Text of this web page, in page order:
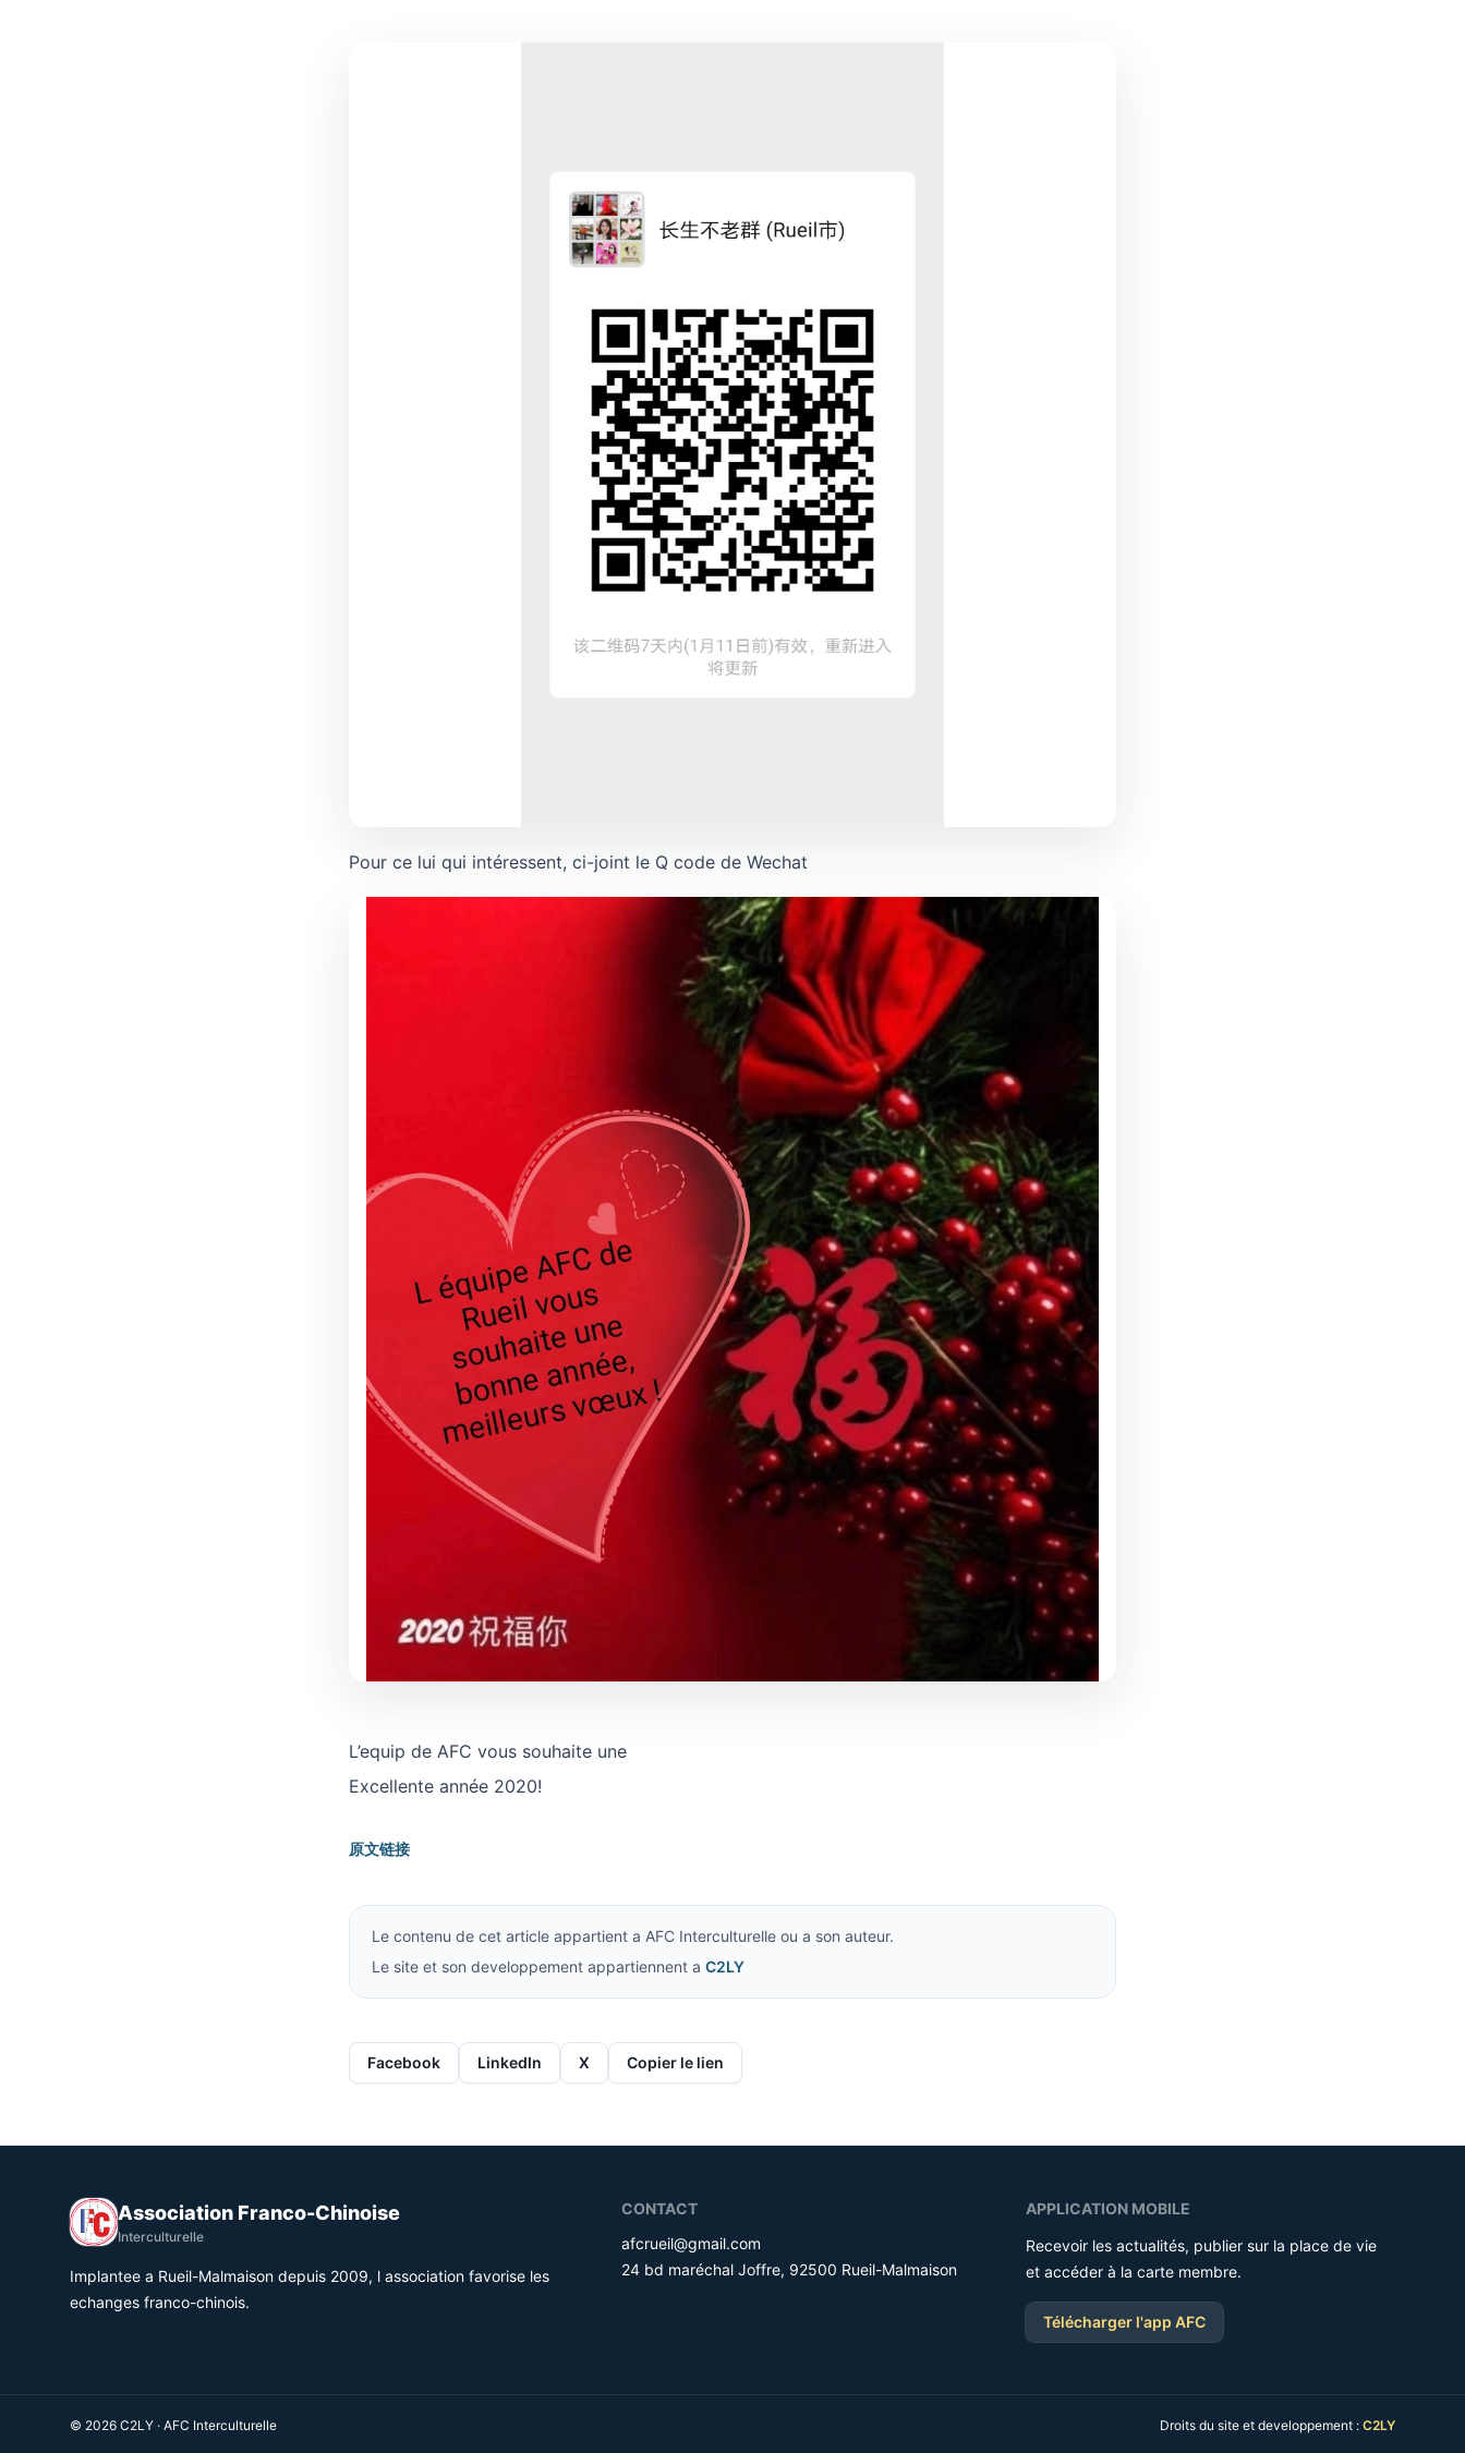
Pour ce lui qui intéressent, ci-joint le Q code de Wechat
L’equip de AFC vous souhaite une
Excellente année 2020!
原文链接
Le contenu de cet article appartient a AFC Interculturelle ou a son auteur.
Le site et son developpement appartiennent a C2LY
Facebook LinkedIn X Copier le lien
Association Franco-Chinoise
Interculturelle
Implantee a Rueil-Malmaison depuis 2009, l association favorise les
echanges franco-chinois.
CONTACT
afcrueil@gmail.com
24 bd maréchal Joffre, 92500 Rueil-Malmaison
APPLICATION MOBILE
Recevoir les actualités, publier sur la place de vie
et accéder à la carte membre.
Télécharger l'app AFC
© 2026 C2LY · AFC Interculturelle Droits du site et developpement : C2LY